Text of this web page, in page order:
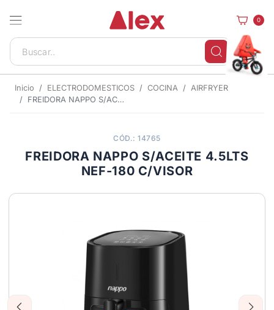
0
Inicio ELECTRODOMESTICOS COCINA
AIRFRYER
FREIDORA NAPPO S/ACEITE 4.5LTS NEF-180 C/VISOR
CÓD.: 14765
FREIDORA NAPPO S/ACEITE 4.5LTS
NEF-180 C/VISOR
Previous Next